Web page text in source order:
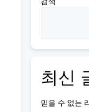
최신
믿을 수 없는